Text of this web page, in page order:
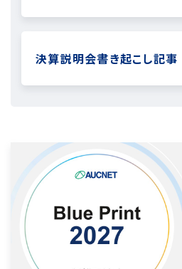
決算説明会書き起こし記事